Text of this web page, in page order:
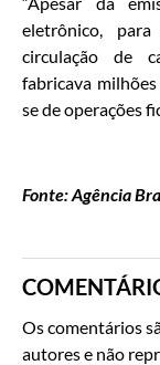
eletrônico,
circulação de
fabricava
se de operações
Fonte: Agência
Os comentários
autores e não